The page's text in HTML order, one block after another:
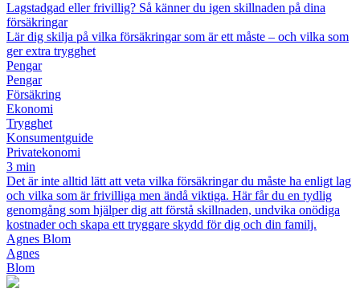
Lagstadgad eller frivillig? Så känner du igen skillnaden på dina
försäkringar
Lär dig skilja på vilka försäkringar som är ett måste – och vilka som
ger extra trygghet
Pengar
Pengar
Försäkring
Ekonomi
Trygghet
Konsumentguide
Privatekonomi
3 min
Det är inte alltid lätt att veta vilka försäkringar du måste ha enligt lag
och vilka som är frivilliga men ändå viktiga. Här får du en tydlig
genomgång som hjälper dig att förstå skillnaden, undvika onödiga
kostnader och skapa ett tryggare skydd för dig och din familj.
Agnes Blom
Agnes
Blom